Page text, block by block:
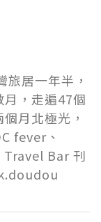
居一年半，
，走遍47個
月北極光，
fever、
Bar 刊